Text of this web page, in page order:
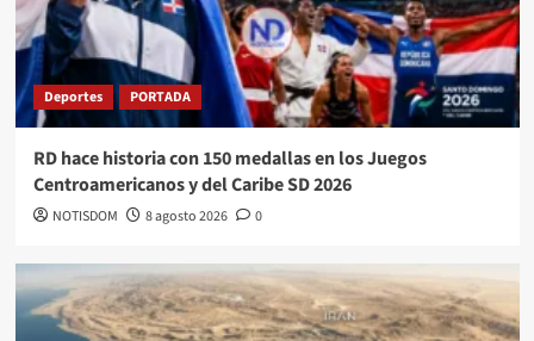
Deportes PORTADA
RD hace historia con 150 medallas en los Juegos
Centroamericanos y del Caribe SD 2026
NOTISDOM 8 agosto 2026 0